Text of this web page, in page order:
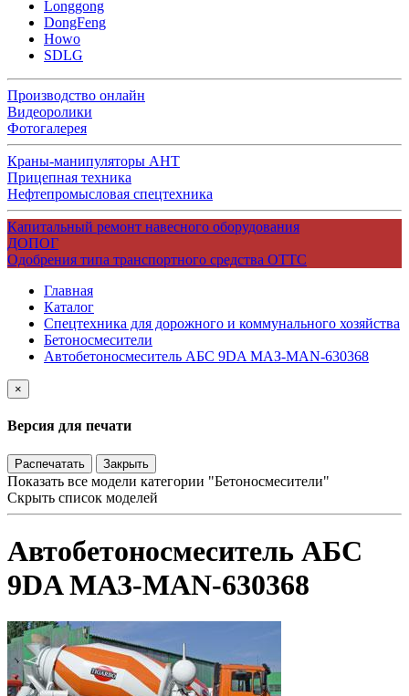
Longgong
DongFeng
Howo
SDLG
Производство онлайн
Видеоролики
Фотогалерея
Краны-манипуляторы АНТ
Прицепная техника
Нефтепромысловая спецтехника
Капитальный ремонт навесного оборудования
ДОПОГ
Одобрения типа транспортного средства ОТТС
Главная
Каталог
Спецтехника для дорожного и коммунального хозяйства
Бетоносмесители
Автобетоносмеситель АБС 9DA МАЗ-MAN-630368
×
Версия для печати
Распечатать Закрыть
Показать все модели категории "Бетоносмесители"
Скрыть список моделей
Автобетоносмеситель АБС
9DA МАЗ-MAN-630368